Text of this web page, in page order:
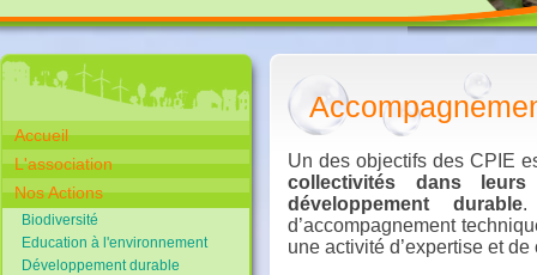
Accueil
L'association
Nos Actions
Biodiversité
Education à l'environnement
Développement durable
Un des objectifs des CPIE
collectivités dans
développement durable.
d’accompagnement
une activité d’expertise et de